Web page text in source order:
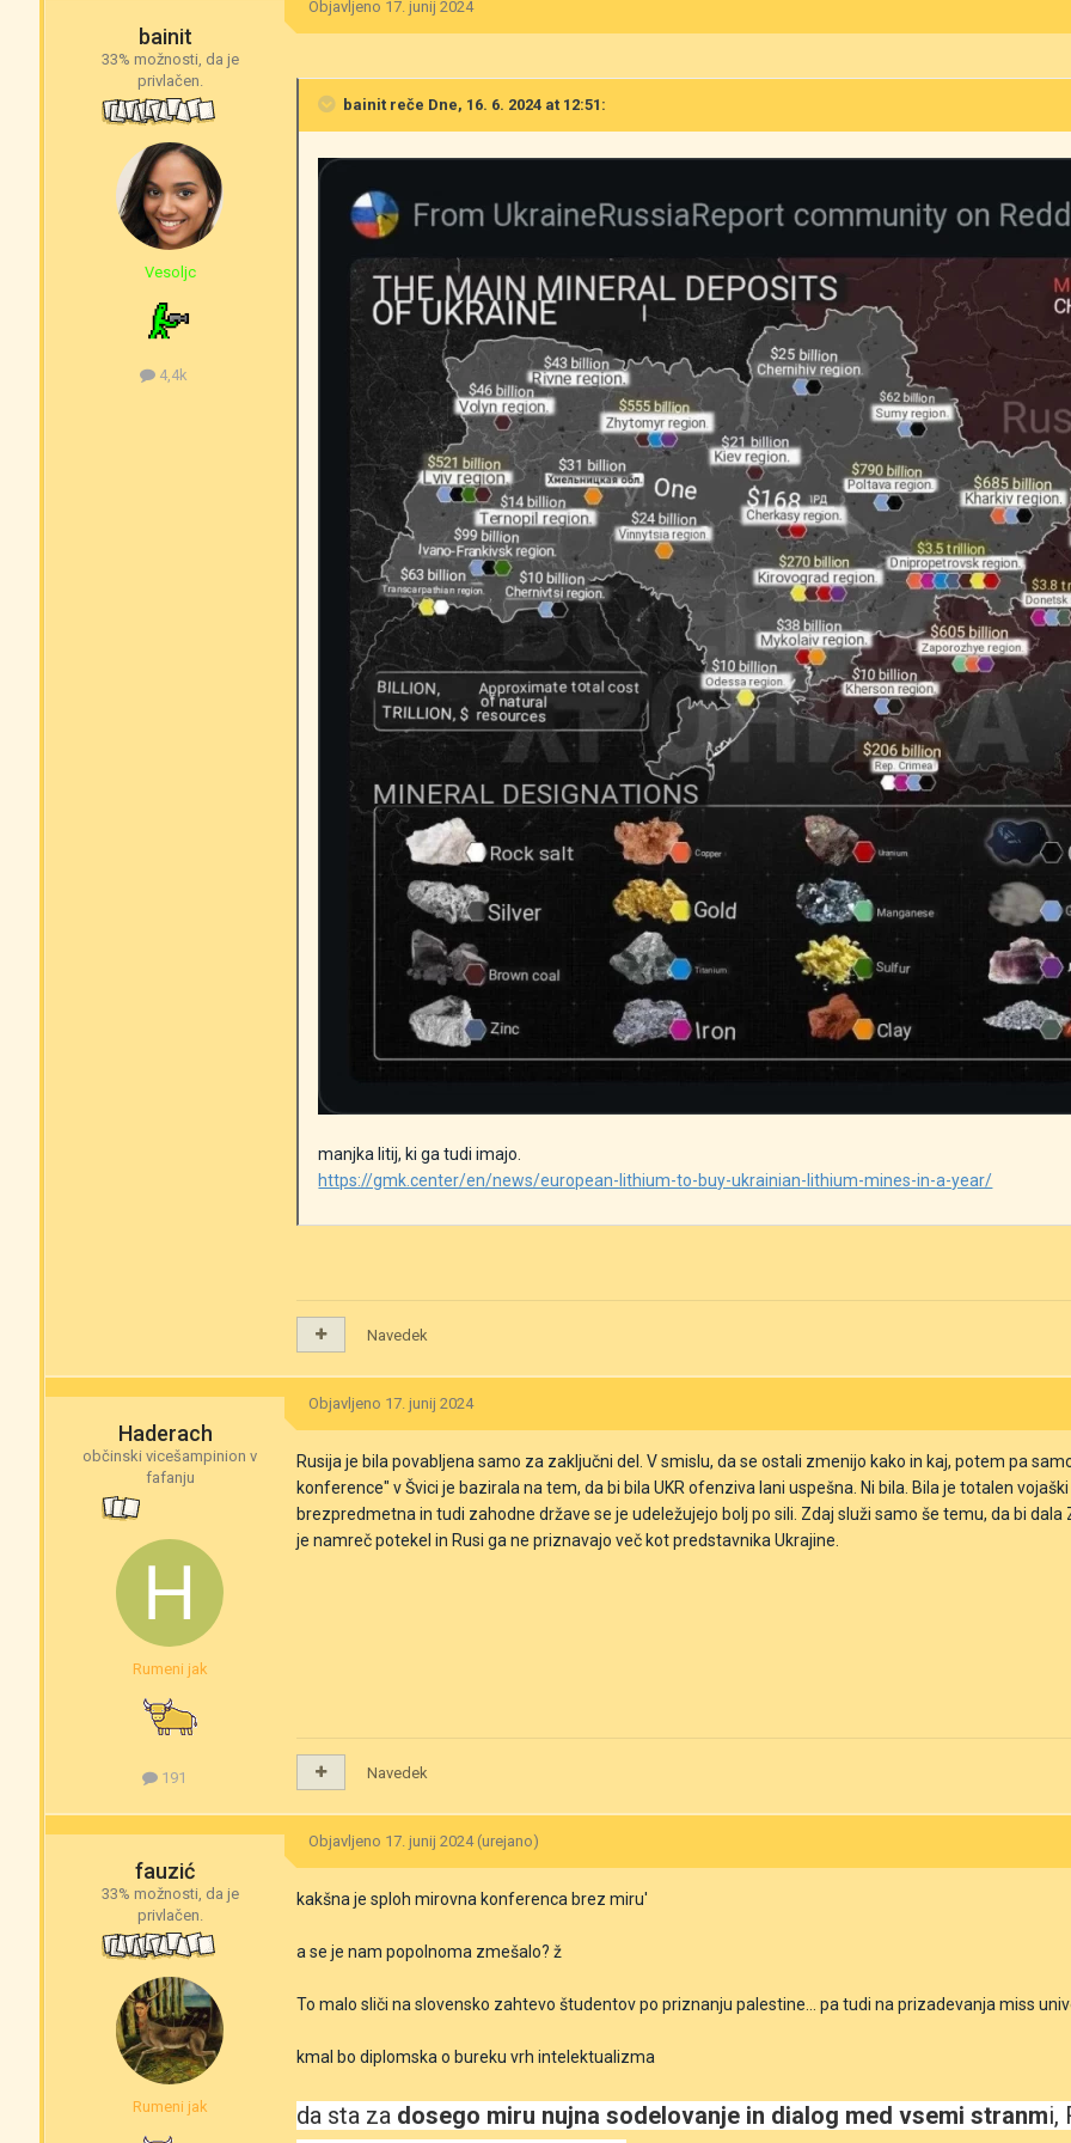
bainit
33% možnosti, da je
privlačen.
Vesoljc
4,4k
Objavljeno 17. junij 2024
bainit reče Dne, 16. 6. 2024 at 12:51:
manjka litij, ki ga tudi imajo.
https://gmk.center/en/news/european-lithium-to-buy-ukrainian-lithium-mines-in-a-year/
Navedek
Haderach
občinski vicešampinion v
fafanju
Rumeni jak
191
Objavljeno 17. junij 2024
Rusija je bila povabljena samo za zaključni del. V smislu, da se ostali zmenijo kako in kaj, potem pa
konference" v Švici je bazirala na tem, da bi bila UKR ofenziva lani uspešna. Ni bila. Bila je totalen
brezpredmetna in tudi zahodne države se je udeležujejo bolj po sili. Zdaj služi samo še temu, da bi
je namreč potekel in Rusi ga ne priznavajo več kot predstavnika Ukrajine.
Navedek
fauzić
33% možnosti, da je
privlačen.
Rumeni jak
Objavljeno 17. junij 2024 (urejano)
kakšna je sploh mirovna konferenca brez miru'
a se je nam popolnoma zmešalo? ž
To malo sliči na slovensko zahtevo študentov po priznanju palestine... pa tudi na prizadevanja miss
kmal bo diplomska o bureku vrh intelektualizma
da sta za dosego miru nujna sodelovanje in dialog med vsemi stranmi,